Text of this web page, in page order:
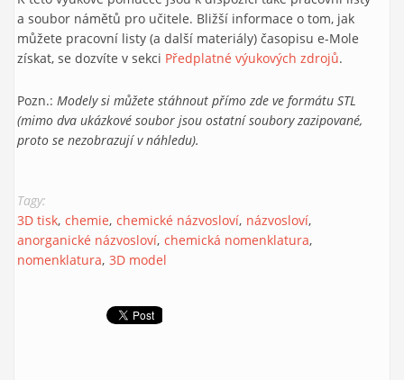
a soubor námětů pro učitele. Bližší informace o tom, jak
můžete pracovní listy (a další materiály) časopisu e-Mole
získat, se dozvíte v sekci Předplatné výukových zdrojů.
Pozn.: Modely si můžete stáhnout přímo zde ve formátu STL
(mimo dva ukázkové soubor jsou ostatní soubory zazipované,
proto se nezobrazují v náhledu).
Tagy:
3D tisk chemie chemické názvosloví názvosloví
anorganické názvosloví chemická nomenklatura
nomenklatura 3D model